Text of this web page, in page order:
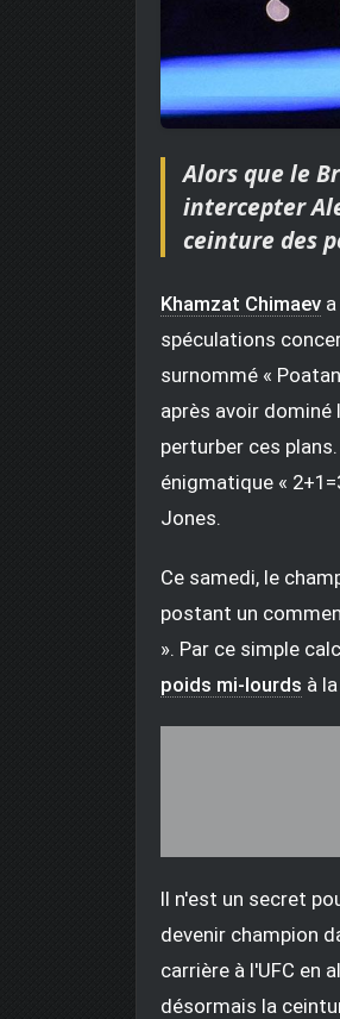
Alors que le
intercepter
ceinture des
Khamzat Chimaev
spéculations
surnommé «
après avoir
perturber ces
énigmatique «
Jones.
Ce samedi, le
postant un
». Par ce simple
poids mi-lourds à
Il n'est un secret
devenir champion
carrière à l'UFC en
désormais la